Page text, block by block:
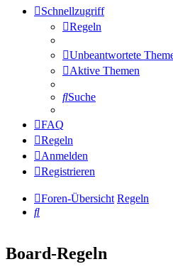
Schnellzugriff
Regeln
Unbeantwortete
Aktive Themen
Suche
FAQ
Regeln
Anmelden
Registrieren
Foren-Übersicht Regeln
Suche
Board-Regeln